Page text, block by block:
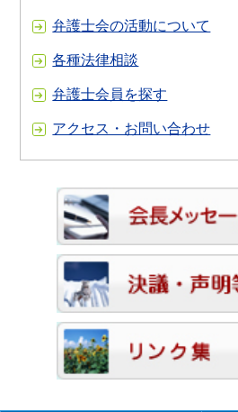
弁護士会の活動について
各種法律相談
弁護士会員を探す
アクセス・お問い合わせ